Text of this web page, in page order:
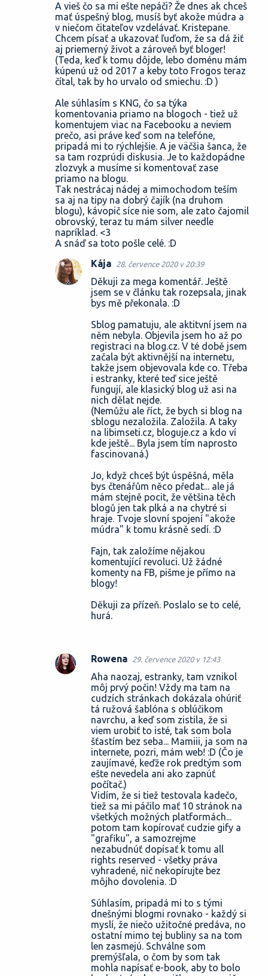
A vieš čo sa mi ešte nepáči? Že dnes ak chceš
mať úspešný blog, musíš byť akože múdra a
v niečom čitateľov vzdelávať. Kristepane.
Chcem písať a ukazovať ľuďom, že sa dá žiť
aj priemerný život a zároveň byť bloger!
(Teda, keď k tomu dôjde, lebo doménu mám
kúpenú už od 2017 a keby toto Frogos teraz
čítal, tak by ho urvalo od smiechu. :D )
Ale súhlasím s KNG, čo sa týka
komentovania priamo na blogoch - tiež už
komentujem viac na Facebooku a neviem
prečo, asi práve keď som na telefóne,
pripadá mi to rýchlejšie. A je väčšia šanca, že
sa tam rozprúdi diskusia. Je to každopádne
zlozvyk a musíme si komentovať zase
priamo na blogu.
Tak nestrácaj nádej a mimochodom teším
sa aj na tipy na dobrý čajík (na druhom
blogu), kávopič síce nie som, ale zato čajomil
obrovský, teraz tu mám silver needle
napríklad. <3
A snáď sa toto pošle celé. :D
Kája
28. července 2020 v 20:39
Děkuji za mega komentář. Ještě
jsem se v článku tak rozepsala, jinak
bys mě překonala. :D
Sblog pamatuju, ale aktitvní jsem na
něm nebyla. Objevila jsem ho až po
registraci na blog.cz. V té době jsem
začala být aktivnější na internetu,
takže jsem objevovala kde co. Třeba
i estranky, které teď sice ještě
fungují, ale klasický blog už asi na
nich dělat nejde.
(Nemůžu ale říct, že bych si blog na
sblogu nezaložila. Založila. A taky
na libimseti.cz, bloguje.cz a kdo ví
kde ještě... Byla jsem tím naprosto
fascinovaná.)
Jo, když chceš být úspěšná, měla
bys čtenářům něco předat... ale já
mám stejně pocit, že většina těch
blogů jen tak plká a na chytré si
hraje. Tvoje slovní spojení "akože
múdra" k tomu krásně sedí. :D
Fajn, tak založíme nějakou
komentující revoluci. Už žádné
komenty na FB, pišme je přímo na
blogy!
Děkuji za přízeň. Poslalo se to celé,
hurá.
Rowena 29. července 2020 v 12:43
Aha naozaj, estranky, tam vznikol
môj prvý počin! Vždy ma tam na
cudzích stránkach dokázala ohúriť
tá ružová šablóna s oblúčikom
navrchu, a keď som zistila, že si
viem urobiť to isté, tak som bola
šťastím bez seba... Mamiii, ja som na
internete, pozri, mám web! :D (Čo je
zaujímavé, keďže rok predtým som
ešte nevedela ani ako zapnúť
počítač.)
Vidím, že si tiež testovala kadečo,
tiež sa mi páčilo mať 10 stránok na
všetkých možných platformách...
potom tam kopírovať cudzie gify a
"grafiku", a samozrejme
nezabudnúť dopísať k tomu all
rights reserved - všetky práva
vyhradené, nič nekopírujte bez
môjho dovolenia. :D
Súhlasím, pripadá mi to s tými
dnešnými blogmi rovnako - každý si
myslí, že niečo užitočné predáva, no
ostatní mimo tej bubliny sa na tom
len zasmejú. Schválne som
premýšľala, o čom by som tak
mohla napísať e-book, aby to bolo